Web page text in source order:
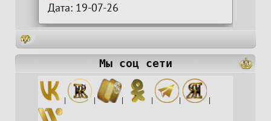
Дата: 19-07-26
Мы соц сети
| | | | | |